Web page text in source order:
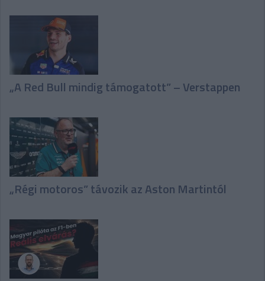
„A Red Bull mindig támogatott” – Verstappen
„Régi motoros” távozik az Aston Martintól